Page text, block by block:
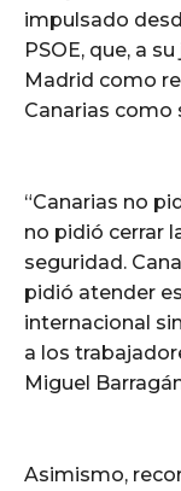
impulsado
PSOE, que, a
Madrid como
Canarias como
“Canarias no
no pidió cerrar
seguridad.
pidió atender
internacional
a los
Miguel
Asimismo,